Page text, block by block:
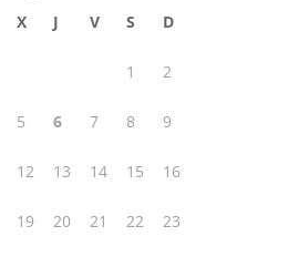
X J V S D
1 2
5 6 7 8 9
12 13 14 15 16
19 20 21 22 23